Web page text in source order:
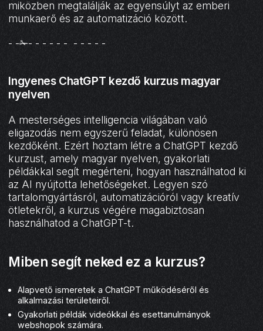
miközben megtalálják az egyensúlyt az emberi
munkaerő és az automatizáció között.
- -✁- - - - - - - - - - -
Ingyenes ChatGPT kezdő kurzus magyar
nyelven
A mesterséges intelligencia világában való
eligazodás nem egyszerű feladat, különösen
kezdőként. Ezért hoztam létre a ChatGPT kezdő
kurzust, amely magyar nyelven, gyakorlati
példákkal segít megérteni, hogyan használhatod ki
az AI nyújtotta lehetőségeket. Legyen szó
tartalomgyártásról, automatizációról vagy kreatív
ötletekről, a kurzus végére magabiztosan
használhatod a ChatGPT-t.
Miben segít neked ez a kurzus?
Alapvető ismeretek a ChatGPT működéséről és
alkalmazási területeiről.
Gyakorlati példák videókkal és esettanulmányok
webshopok számára.